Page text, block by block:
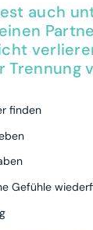
auch
Trennung
finden
Gefühle